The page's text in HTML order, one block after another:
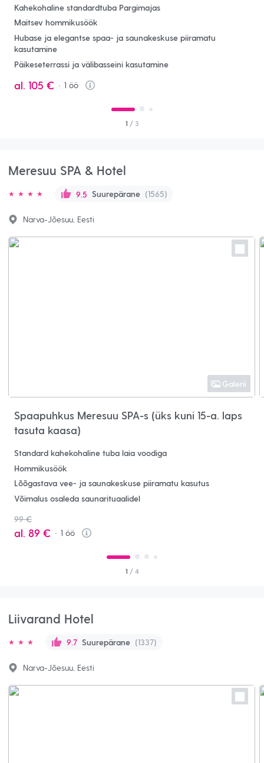
Kahekohaline standardtuba Pargimajas
Maitsev hommikusöök
Hubase ja elegantse spaa- ja saunakeskuse piiramatu
kasutamine
Päikeseterrassi ja välibasseini kasutamine
al. 105 € 1öö
Info
1 / 3
Meresuu SPA & Hotel
9.5 Suurepärane (1565)
Narva-Jõesuu, Eesti
Galerii
Spaapuhkus Meresuu SPA-s (üks kuni 15-a. laps
tasuta kaasa)
Standard kahekohaline tuba laia voodiga
Hommikusöök
Lõõgastava vee- ja saunakeskuse piiramatu kasutus
Võimalus osaleda saunarituaalidel
99 €
al. 89 € 1öö
Info
1 / 4
Liivarand Hotel
9.7 Suurepärane (1337)
Narva-Jõesuu, Eesti